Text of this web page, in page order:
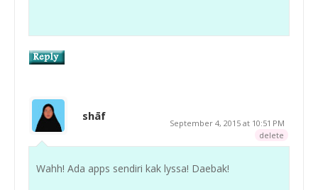
shāf
September 4, 2015 at 10:51 PM
delete
Wahh! Ada apps sendiri kak lyssa! Daebak!